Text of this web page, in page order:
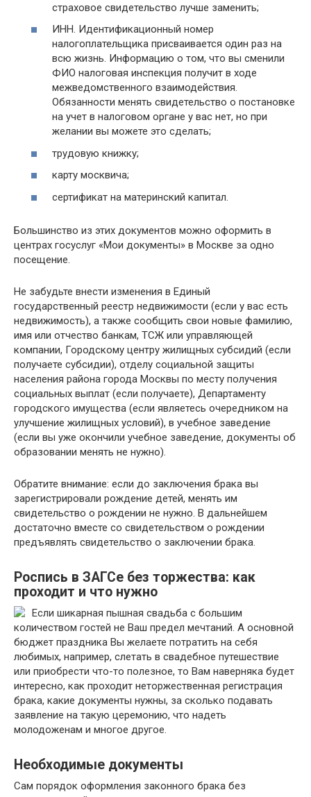
страховое свидетельство лучше заменить;
ИНН. Идентификационный номер
налогоплательщика присваивается один раз на
всю жизнь. Информацию о том, что вы сменили
ФИО налоговая инспекция получит в ходе
межведомственного взаимодействия.
Обязанности менять свидетельство о постановке
на учет в налоговом органе у вас нет, но при
желании вы можете это сделать;
трудовую книжку;
карту москвича;
сертификат на материнский капитал.
Большинство из этих документов можно оформить в
центрах госуслуг «Мои документы» в Москве за одно
посещение.
Не забудьте внести изменения в Единый
государственный реестр недвижимости (если у вас есть
недвижимость), а также сообщить свои новые фамилию,
имя или отчество банкам, ТСЖ или управляющей
компании, Городскому центру жилищных субсидий (если
получаете субсидии), отделу социальной защиты
населения района города Москвы по месту получения
социальных выплат (если получаете), Департаменту
городского имущества (если являетесь очередником на
улучшение жилищных условий), в учебное заведение
(если вы уже окончили учебное заведение, документы об
образовании менять не нужно).
Обратите внимание: если до заключения брака вы
зарегистрировали рождение детей, менять им
свидетельство о рождении не нужно. В дальнейшем
достаточно вместе со свидетельством о рождении
предъявлять свидетельство о заключении брака.
Роспись в ЗАГСе без торжества: как
проходит и что нужно
Если шикарная пышная свадьба с большим
количеством гостей не Ваш предел мечтаний. А основной
бюджет праздника Вы желаете потратить на себя
любимых, например, слетать в свадебное путешествие
или приобрести что-то полезное, то Вам наверняка будет
интересно, как проходит неторжественная регистрация
брака, какие документы нужны, за сколько подавать
заявление на такую церемонию, что надеть
молодоженам и многое другое.
Необходимые документы
Сам порядок оформления законного брака без